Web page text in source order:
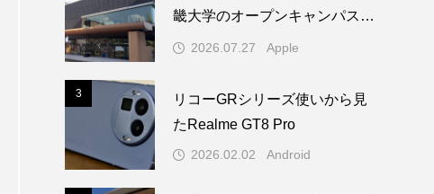
畿大学のオープンキャンパスに
1日限りの特別なAppleブースが
2026.07.27 Apple
3
リコーGRシリーズ使いから見
たRealme GT8 Pro
2026.02.02 Android